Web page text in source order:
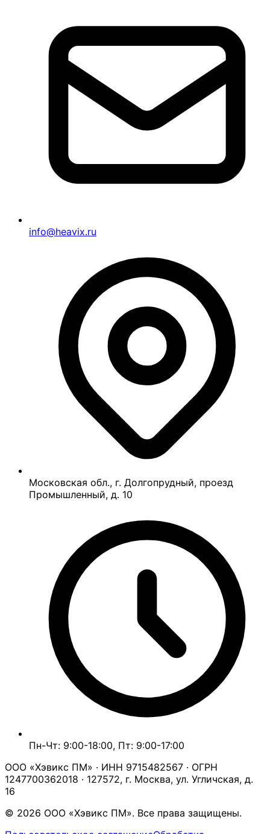
info@heavix.ru
Московская обл., г. Долгопрудный, проезд
Промышленный, д. 10
Пн-Чт: 9:00-18:00, Пт: 9:00-17:00
ООО «Хэвикс ПМ» · ИНН 9715482567 · ОГРН
1247700362018 · 127572, г. Москва, ул. Угличская, д.
16
© 2026 ООО «Хэвикс ПМ». Все права защищены.